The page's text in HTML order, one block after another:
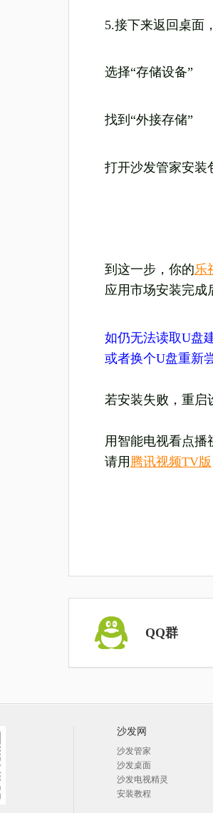
5.接下来返回桌面
选择“存储设备”
找到“外接存储”
打开沙发管家安装
到这一步，你的乐
应用市场安装完成
如仍无法读取U盘
或者换个U盘重新
若安装失败，重启
用智能电视看点播
请用 腾讯视频TV版
QQ群
沙发网
沙发管家
沙发桌面
沙发电视精灵
安装教程